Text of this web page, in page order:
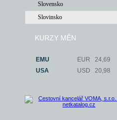
Slovensko
Slovinsko
KURZY MĚN
EMU EUR
24,69
USA
USD 20,98